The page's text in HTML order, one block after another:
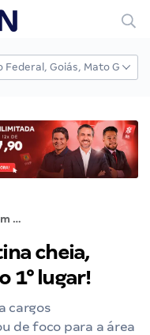
Mesmo com uma rotina cheia, Josiel S. conquistou o 1° lugar!
cheia,
1° lugar!
cargos
de foco para a área